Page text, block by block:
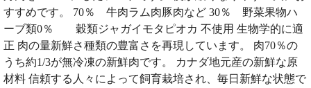
すすめです。 70％ 牛肉ラム肉豚肉など 30％ 野菜果物ハ
ーブ類0％ 穀類ジャガイモタピオカ 不使用 生物学的に適
正 肉の量新鮮さ種類の豊富さを再現しています。 肉70％の
うち約1/3が無冷凍の新鮮肉です。 カナダ地元産の新鮮な原
材料 信頼する人々によって飼育栽培され、毎日新鮮な状態で